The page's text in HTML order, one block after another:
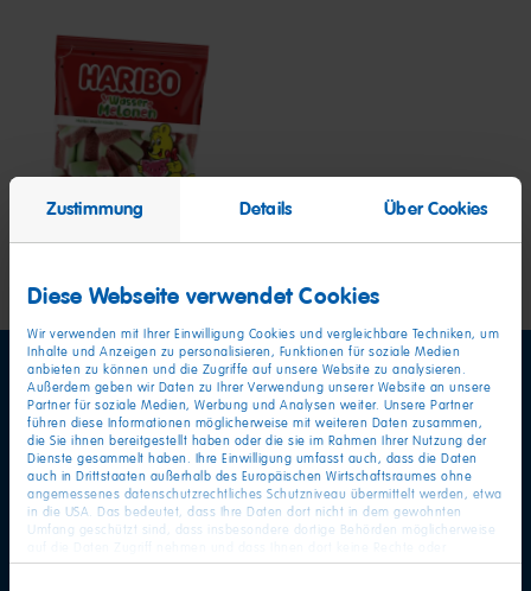
Zustimmung Details Über Cookies
Diese Webseite verwendet Cookies
Wir verwenden mit Ihrer Einwilligung Cookies und vergleichbare Techniken, um
Inhalte und Anzeigen zu personalisieren, Funktionen für soziale Medien
anbieten zu können und die Zugriffe auf unsere Website zu analysieren.
Außerdem geben wir Daten zu Ihrer Verwendung unserer Website an unsere
Partner für soziale Medien, Werbung und Analysen weiter. Unsere Partner
führen diese Informationen möglicherweise mit weiteren Daten zusammen,
die Sie ihnen bereitgestellt haben oder die sie im Rahmen Ihrer Nutzung der
Dienste gesammelt haben. Ihre Einwilligung umfasst auch, dass die Daten
auch in Drittstaaten außerhalb des Europäischen Wirtschaftsraumes ohne
angemessenes datenschutzrechtliches Schutzniveau übermittelt werden, etwa
in die USA. Das bedeutet, dass Ihre Daten dort nicht in dem gewohnten
Umfang geschützt sind, dass insbesondere dortige Behörden möglicherweise
Rechtsbehelfe zur Verfügung stehen. Sie haben das Rechts, Ihre Einwilligung
Wassermelonen